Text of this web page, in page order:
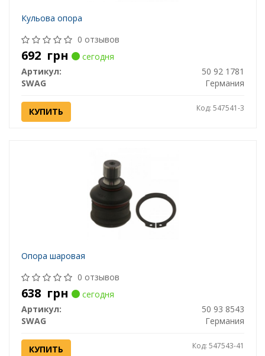
Кульова опора
0 отзывов
692 грн
сегодня
Артикул:
50 92 1781
SWAG
Германия
КУПИТЬ Код: 547541-3
Опора шаровая
0 отзывов
638 грн
сегодня
Артикул:
50 93 8543
SWAG
Германия
КУПИТЬ Код: 547543-41